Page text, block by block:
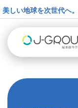
美しい地球を次世代へ。